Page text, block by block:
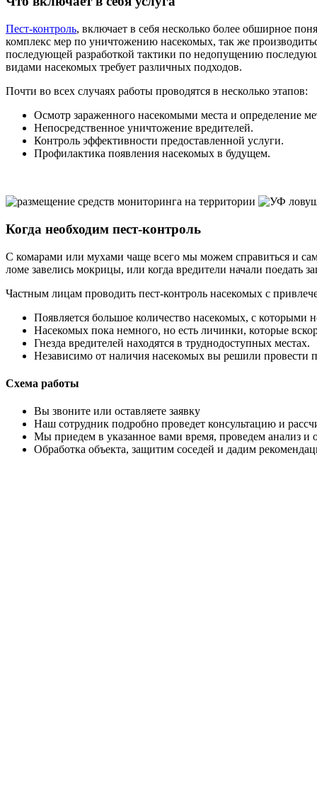
Пест-контроль, включает в себя несколько более обширное
комплекс мер по уничтожению насекомых, так же
последующей разработкой тактики по недопущению
видами насекомых требует различных подходов.
Почти во всех случаях работы проводятся в несколько этапов:
Осмотр зараженного насекомыми места и определение
Непосредственное уничтожение вредителей.
Контроль эффективности предоставленной услуги.
Профилактика появления насекомых в будущем.
Когда необходим пест-контроль
С комарами или мухами чаще всего мы можем справиться и
ломе завелись мокрицы, или когда вредители начали поедать
Частным лицам проводить пест-контроль насекомых с
Появляется большое количество насекомых, с
Насекомых пока немного, но есть личинки, которые
Гнезда вредителей находятся в труднодоступных местах.
Независимо от наличия насекомых вы решили провести
Схема работы
Вы звоните или оставляете заявку
Наш сотрудник подробно проведет консультацию и
Мы приедем в указанное вами время, проведем анализ и
Обработка объекта, защитим соседей и дадим